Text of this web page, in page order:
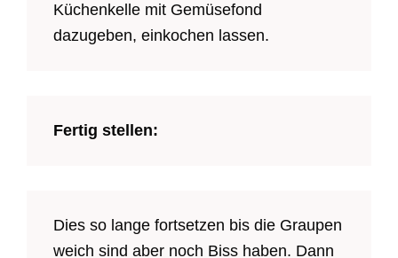
Küchenkelle mit Gemüsefond
dazugeben, einkochen lassen.
Fertig stellen:
Dies so lange fortsetzen bis die Graupen
weich sind aber noch Biss haben. Dann